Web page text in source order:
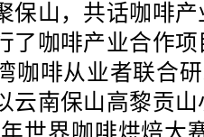
保山，共话咖啡
了咖啡产业合作
咖啡从业者联合
云南保山高黎贡
世界咖啡烘焙大